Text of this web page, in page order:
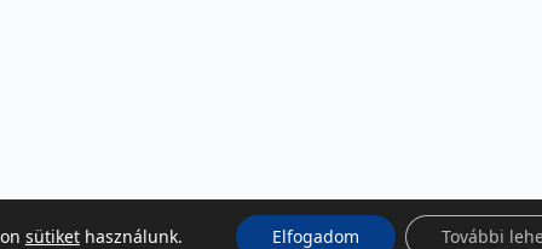
sütikethasználunk. Elfogadom További